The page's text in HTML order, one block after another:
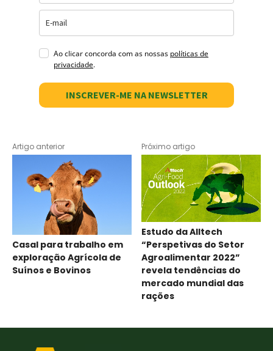
Ao clicar concorda com as nossas políticas de
privacidade.
INSCREVER-ME NA NEWSLETTER
Artigo anterior
Casal para trabalho em
exploração Agrícola de
Suínos e Bovinos
Próximo artigo
Estudo da Alltech
“Perspetivas do Setor
Agroalimentar 2022”
revela tendências do
mercado mundial das
rações